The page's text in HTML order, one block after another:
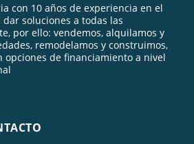
con 10 años de experiencia en el
soluciones a todas las
por ello: vendemos, alquilamos y
remodelamos y construimos,
opciones de financiamiento a nivel